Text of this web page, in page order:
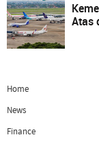
Atas
Home
News
Finance